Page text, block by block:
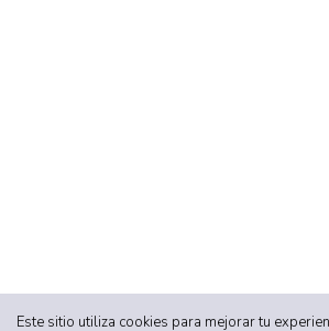
Este sitio utiliza cookies para mejorar tu